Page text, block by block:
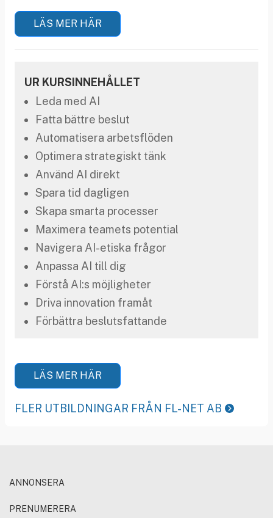
LÄS MER HÄR
UR KURSINNEHÅLLET
Leda med AI
Fatta bättre beslut
Automatisera arbetsflöden
Optimera strategiskt tänk
Använd AI direkt
Spara tid dagligen
Skapa smarta processer
Maximera teamets potential
Navigera AI-etiska frågor
Anpassa AI till dig
Förstå AI:s möjligheter
Driva innovation framåt
Förbättra beslutsfattande
LÄS MER HÄR
FLER UTBILDNINGAR FRÅN FL-NET AB
ANNONSERA
PRENUMERERA